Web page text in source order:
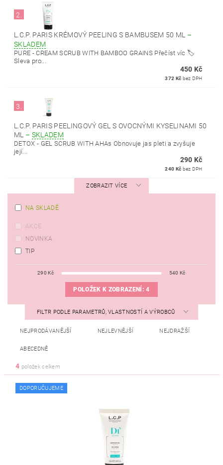
2.
L.C.P. PARIS KRÉMOVÝ PEELING S BAMBUSEM 50 ML –
SKLADEM
PURE - CREAM SCRUB WITH BAMBOO GRAINS Přečíst víc 🏷️
Sleva pro...
450 Kč
372 Kč bez DPH
3.
L.C.P. PARIS PEELINGOVÝ GEL S OVOCNÝMI KYSELINAMI 50
ML – SKLADEM
DETOX - GEL SCRUB WITH AHAs Obnovuje jas pleti a zvyšuje
její...
290 Kč
240 Kč bez DPH
ZOBRAZIT VÍCE
NA SKLADĚ
AKCE
NOVINKA
TIP
290 Kč 540 Kč
POLOŽEK K ZOBRAZENÍ:4
FILTR PODLE PARAMETRŮ, VLASTNOSTÍ A VÝROBCŮ
NEJPRODÁVANĚJŠÍ NEJLEVNĚJŠÍ NEJDRAŽŠÍ
ABECEDNĚ
4 položek celkem
DOPORUČUJEME